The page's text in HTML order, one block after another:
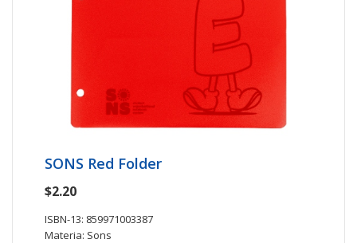
SONS Red Folder
$2.20
ISBN-13: 859971003387
Materia: Sons